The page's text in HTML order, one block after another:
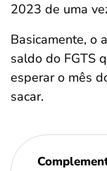
2023 de uma
Basicamente, o
saldo do FGTS
esperar o mês
sacar.